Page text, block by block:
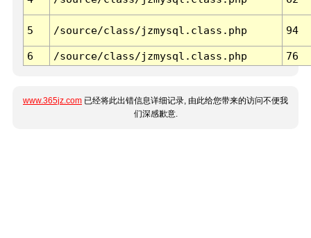
5 /source/class/jzmysql.class.php 94
6 /source/class/jzmysql.class.php 76
www.365jz.com 已经将此出错信息详细记录, 由此给您带来的访问不便我
们深感歉意.